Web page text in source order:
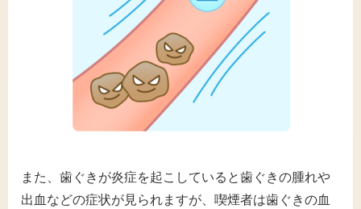
また、歯ぐきが炎症を起こしていると歯ぐきの腫れや
出血などの症状が見られますが、喫煙者は歯ぐきの血